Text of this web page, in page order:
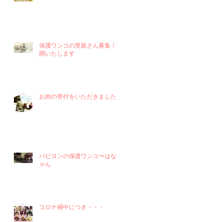
保護ワンコの里親さん募集！再
開いたします
お肉の寄付をいただきました！
パピヨンの保護ワンコ〜はなち
ゃん
コロナ禍中につき・・・